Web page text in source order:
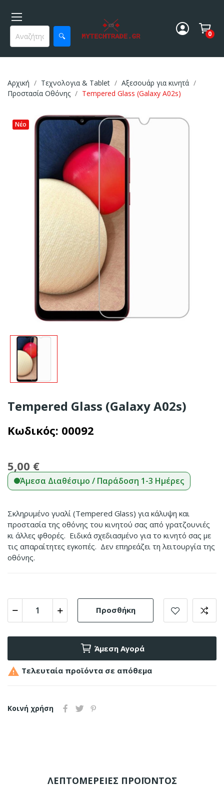
🔍 0
Αρχική Τεχνολογια & Tablet
Αξεσουάρ για κινητά
Προστασία Οθόνης
Tempered Glass (Galaxy A02s)
Νέο
Tempered Glass (Galaxy A02s)
Κωδικός: 00092
5,00 €
Άμεσα Διαθέσιμο / Παράδοση 1-3 Ημέρες
Σκληρυμένο γυαλί (Tempered Glass) για κάλυψη και
προστασία της οθόνης του κινητού σας από γρατζουνιές
κι άλλες φθορές. Ειδικά σχεδιασμένο για το κινητό σας με
τις απαραίτητες εγκοπές. Δεν επηρεάζει τη λειτουργία της
οθόνης.
Προσθήκη
Άμεση Αγορά
 Τελευταία προϊόντα σε απόθεμα
Κοινή χρήση
ΛΕΠΤΟΜΈΡΕΙΕΣ ΠΡΟΪΌΝΤΟΣ